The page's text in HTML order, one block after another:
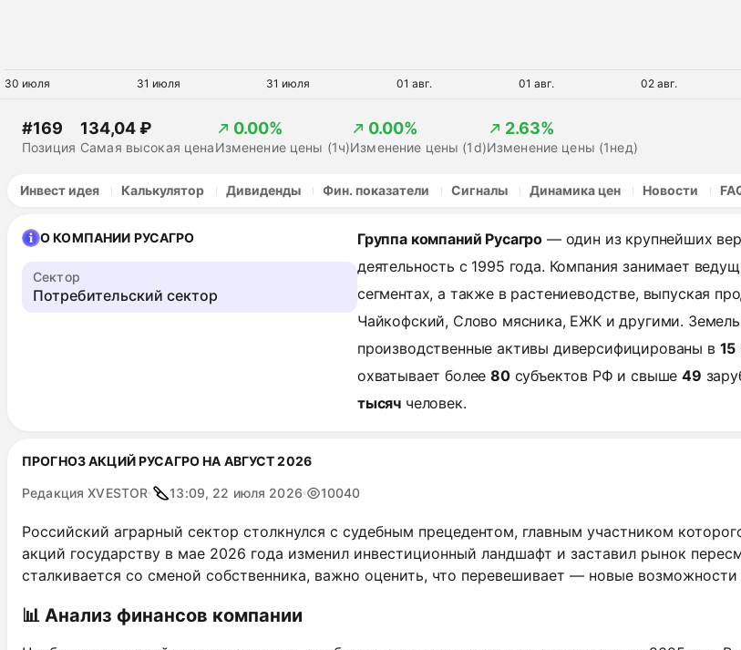
30 июля 31 июля 31 июля 01 авг. 01 авг. 02 авг.
Позиция
#169
Самая высокая цена
134,04 ₽
Изменение цены (1ч)
0.00%
Изменение цены (1d)
0.00%
Изменение цены (1нед)
2.63%
Инвест идея Калькулятор Дивиденды Фин. показатели Сигналы Динамика цен Новости
О КОМПАНИИ РУСАГРО
Сектор
Потребительский сектор
Группа компаний Русагро — один из крупнейших
деятельность с 1995 года. Компания занимает
сегментах, а также в растениеводстве, выпуская
Чайкофский, Слово мясника, ЕЖК и другими.
производственные активы диверсифицированы в 15
охватывает более80субъектов РФ и свыше49
тысяч человек.
ПРОГНОЗ АКЦИЙ РУСАГРО НА АВГУСТ 2026
Редакция XVESTOR 13:09, 22 июля 2026 10040
Российский аграрный сектор столкнулся с судебным прецедентом, главным участником
акций государству в мае 2026 года изменил инвестиционный ландшафт и заставил рынок
сталкивается со сменой собственника, важно оценить, что перевешивает — новые
📊 Анализ финансов компании